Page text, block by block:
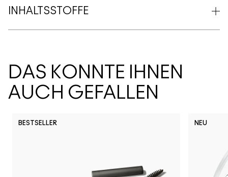
INHALTSSTOFFE
DAS KÖNNTE IHNEN
AUCH GEFALLEN
BESTSELLER NEU